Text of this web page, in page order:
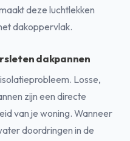
deze luchtlekken
dakoppervlak.
dakpannen
Losse,
zijn een directe
van je woning. Wanneer
doordringen in de